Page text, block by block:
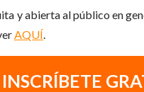
y abierta al público en
AQUÍ
INSCRÍBETE